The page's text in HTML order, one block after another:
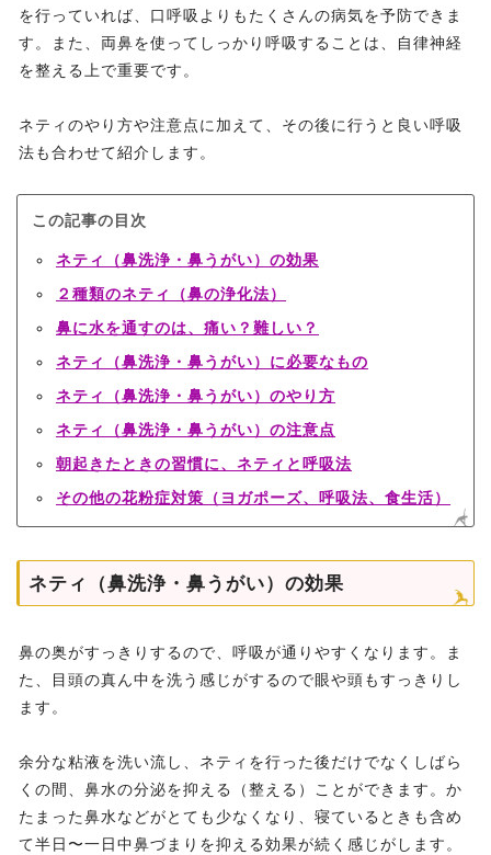
を行っていれば、口呼吸よりもたくさんの病気を予防できま
す。また、両鼻を使ってしっかり呼吸することは、自律神経
を整える上で重要です。
ネティのやり方や注意点に加えて、その後に行うと良い呼吸
法も合わせて紹介します。
この記事の目次
ネティ（鼻洗浄・鼻うがい）の効果
２種類のネティ（鼻の浄化法）
鼻に水を通すのは、痛い？難しい？
ネティ（鼻洗浄・鼻うがい）に必要なもの
ネティ（鼻洗浄・鼻うがい）のやり方
ネティ（鼻洗浄・鼻うがい）の注意点
朝起きたときの習慣に、ネティと呼吸法
その他の花粉症対策（ヨガポーズ、呼吸法、食生活）
ネティ（鼻洗浄・鼻うがい）の効果
鼻の奥がすっきりするので、呼吸が通りやすくなります。ま
た、目頭の真ん中を洗う感じがするので眼や頭もすっきりし
ます。
余分な粘液を洗い流し、ネティを行った後だけでなくしばら
くの間、鼻水の分泌を抑える（整える）ことができます。か
たまった鼻水などがとても少なくなり、寝ているときも含め
て半日〜一日中鼻づまりを抑える効果が続く感じがします。